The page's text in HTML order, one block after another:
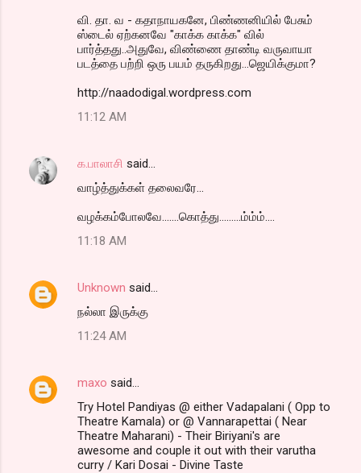
வி. தா. வ - கதாநாயகனே, பிண்ணனியில் பேசும்
ஸ்டைல் ஏற்கனவே "காக்க காக்க" வில்
பார்த்தது..அதுவே, விண்ணை தாண்டி வருவாயா
படத்தை பற்றி ஒரு பயம் தருகிறது...ஜெயிக்குமா?
http://naadodigal.wordpress.com
11:12 AM
க.பாலாசி said…
வாழ்த்துக்கள் தலைவரே...
வழக்கம்போலவே.......கொத்து.........ம்ம்ம்....
11:18 AM
Unknown said…
நல்லா இருக்கு
11:24 AM
maxo said…
Try Hotel Pandiyas @ either Vadapalani ( Opp to
Theatre Kamala) or @ Vannarapettai ( Near
Theatre Maharani) - Their Biriyani's are
awesome and couple it out with their varutha
curry / Kari Dosai - Divine Taste